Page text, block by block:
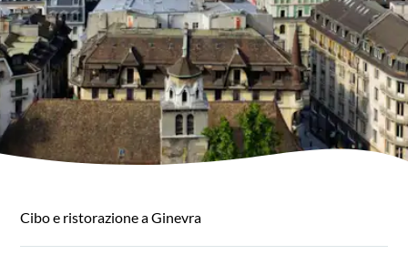
Cibo e ristorazione a Ginevra